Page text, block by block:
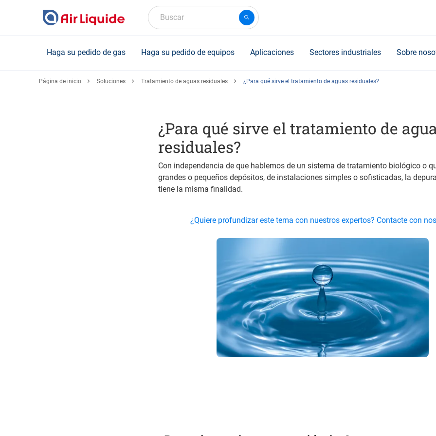
Buscar
Haga su pedido de gas Haga su pedido de equipos Aplicaciones Sectores industriales Sobre
Página de inicio Soluciones Tratamiento de aguas residuales ¿Para qué sirve el tratamiento de aguas residuales?
¿Para qué sirve el tratamiento de
residuales?
Con independencia de que hablemos de un sistema de tratamiento biológico o
grandes o pequeños depósitos, de instalaciones simples o sofisticadas, la
tiene la misma finalidad.
¿Quiere profundizar este tema con nuestros expertos? Contacte con